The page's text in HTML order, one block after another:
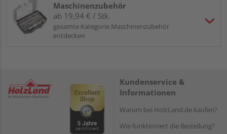
Maschinenzubehör
ab 19,94 € / Stk.
gesamte Kategorie Maschinenzubehör
entdecken
Kundenservice &
Informationen
Warum bei HolzLand.de kaufen?
Wie funktioniert die Bestellung?